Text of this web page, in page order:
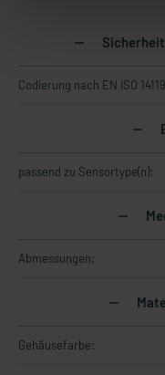
Codierung nach EN ISO
passend zu Sensortype(n):
Abmessungen:
Gehäusefarbe: